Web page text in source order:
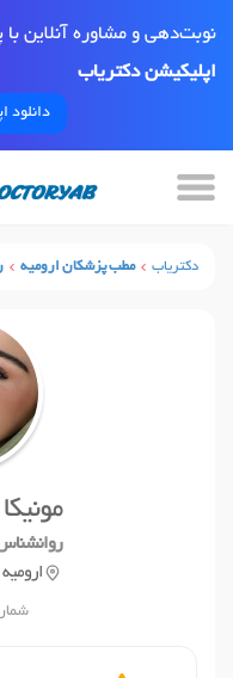
نوبت‌دهی و مشاوره
اپلیکیشن دکتریاب
دانلود
دکتریاب مطب پزشکان ارومیه
روانشناس
ارومیه